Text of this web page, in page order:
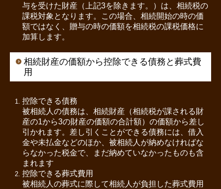
与を受けた財産（上記3を除きます。）は、相続税の
課税対象となります。この場合、相続開始の時の価
額ではなく、贈与の時の価額を相続税の課税価格に
加算します。
相続財産の価額から控除できる債務と葬式費
用
控除できる債務
被相続人の債務は、相続財産（相続税が課される財
産の1から3の財産の価額の合計額）の価額から差し
引かれます。差し引くことができる債務には、借入
金や未払金などのほか、被相続人が納めなければな
らなかった税金で、まだ納めていなかったものも含
まれます
控除できる葬式費用
被相続人の葬式に際して相続人が負担した葬式費用